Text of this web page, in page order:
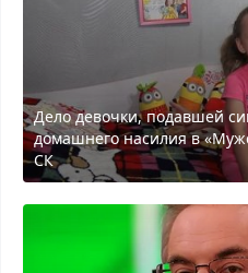
Дело девочки, подавшей
домашнего насилия в
СК